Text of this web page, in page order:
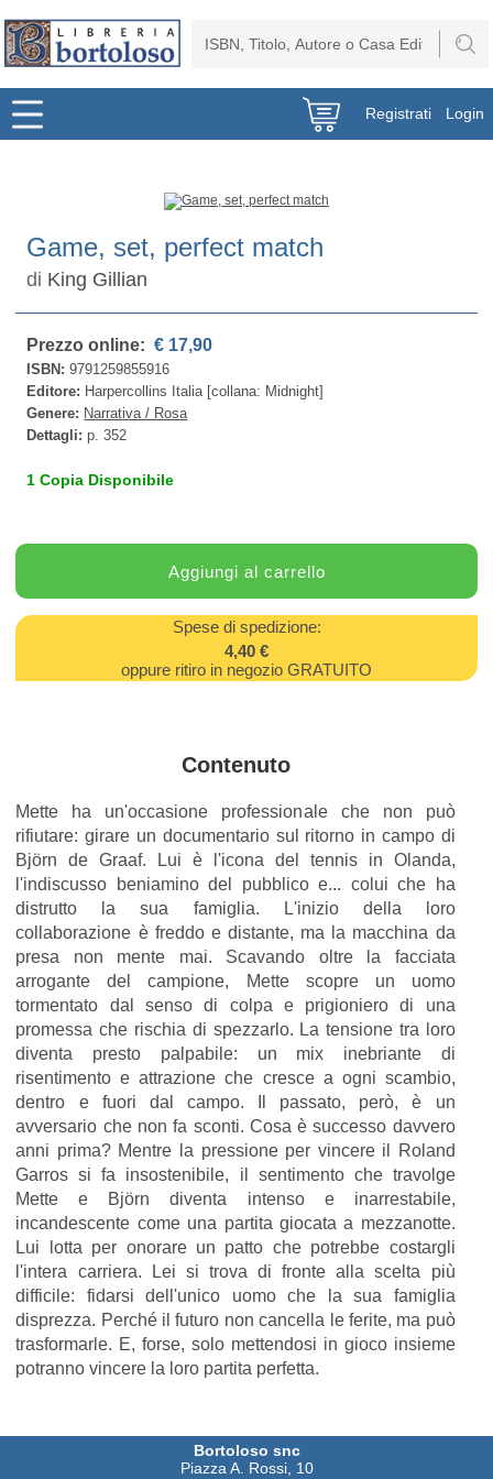
Registrati Login
Game, set, perfect match
di King Gillian
Prezzo online: € 17,90
ISBN:9791259855916
Editore: Harpercollins Italia [collana: Midnight]
Genere: Narrativa / Rosa
Dettagli:p. 352
1 Copia Disponibile
Spese di spedizione:
4,40 €
oppure ritiro in negozio GRATUITO
Contenuto
Mette ha un'occasione professionale che non può
rifiutare: girare un documentario sul ritorno in campo di
Björn de Graaf. Lui è l'icona del tennis in Olanda,
l'indiscusso beniamino del pubblico e... colui che ha
distrutto la sua famiglia. L'inizio della loro
collaborazione è freddo e distante, ma la macchina da
presa non mente mai. Scavando oltre la facciata
arrogante del campione, Mette scopre un uomo
tormentato dal senso di colpa e prigioniero di una
promessa che rischia di spezzarlo. La tensione tra loro
diventa presto palpabile: un mix inebriante di
risentimento e attrazione che cresce a ogni scambio,
dentro e fuori dal campo. Il passato, però, è un
avversario che non fa sconti. Cosa è successo davvero
anni prima? Mentre la pressione per vincere il Roland
Garros si fa insostenibile, il sentimento che travolge
Mette e Björn diventa intenso e inarrestabile,
incandescente come una partita giocata a mezzanotte.
Lui lotta per onorare un patto che potrebbe costargli
l'intera carriera. Lei si trova di fronte alla scelta più
difficile: fidarsi dell'unico uomo che la sua famiglia
disprezza. Perché il futuro non cancella le ferite, ma può
trasformarle. E, forse, solo mettendosi in gioco insieme
potranno vincere la loro partita perfetta.
Bortoloso snc
Piazza A. Rossi, 10